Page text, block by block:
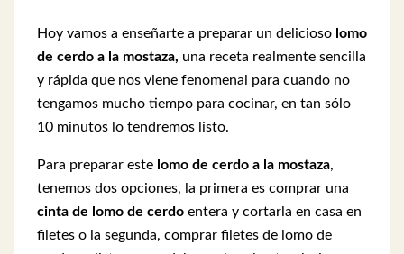
Hoy vamos a enseñarte a preparar un delicioso lomo
de cerdo a la mostaza, una receta realmente sencilla
y rápida que nos viene fenomenal para cuando no
tengamos mucho tiempo para cocinar, en tan sólo
10 minutos lo tendremos listo.
Para preparar este lomo de cerdo a la mostaza,
tenemos dos opciones, la primera es comprar una
cinta de lomo de cerdo entera y cortarla en casa en
filetes o la segunda, comprar filetes de lomo de